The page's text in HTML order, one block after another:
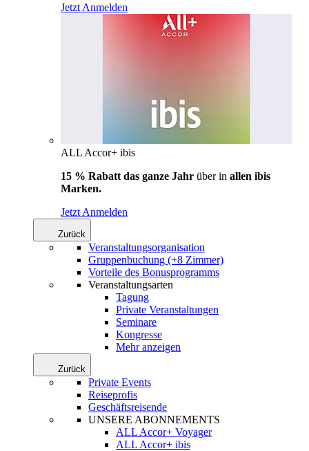
Jetzt Anmelden
ALL Accor+ ibis
15 % Rabatt das ganze Jahr über in allen ibis
Marken.
Jetzt Anmelden
Zurück
Veranstaltungsorganisation
Gruppenbuchung (+8 Zimmer)
Vorteile des Bonusprogramms
Veranstaltungsarten
Tagung
Private Veranstaltungen
Seminare
Kongresse
Mehr anzeigen
Zurück
Private Events
Reiseprofis
Geschäftsreisende
UNSERE ABONNEMENTS
ALL Accor+ Voyager
ALL Accor+ ibis